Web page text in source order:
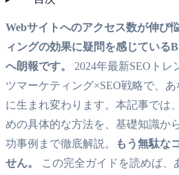
Webサイトへのアクセス数が伸び
ィングの効果に疑問を感じている
へ朗報です。
2024年最新SEOト
ツマーケティング×SEO戦略で、
に生まれ変わります。本記事では
めの具体的な方法を、基礎知識か
功事例まで徹底解説。
もう無駄な
せん。
この完全ガイドを読めば、